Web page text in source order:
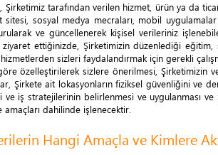
Şirketimiz tarafından verilen hizmet, ürün ya da
sitesi, sosyal medya mecraları, mobil
ve güncellenerek kişisel verileriniz
ettiğinizde, Şirketimizin düzenlediği eğitim,
sizleri faydalandırmak için gerekli
özelleştirilerek sizlere önerilmesi, Şirketimizin
Şirkete ait lokasyonların fiziksel güvenliğini ve
ve iş stratejilerinin belirlenmesi ve uygulanması ve
amaçları dahilinde işlenecektir.
Hangi Amaçla ve Kimlere